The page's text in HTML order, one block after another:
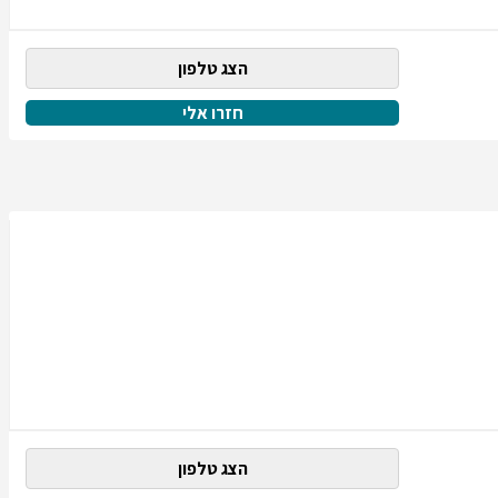
הצג טלפון
חזרו אלי
הצג טלפון